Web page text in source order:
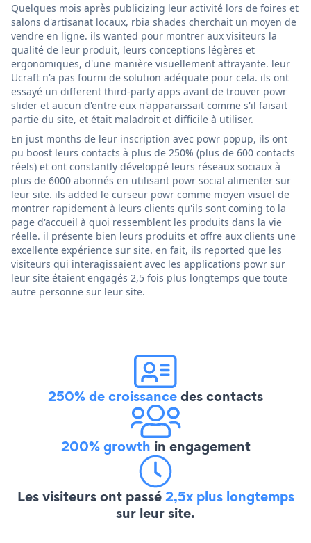
Quelques mois après publicizing leur activité lors de foires et
salons d'artisanat locaux, rbia shades cherchait un moyen de
vendre en ligne. ils wanted pour montrer aux visiteurs la
qualité de leur produit, leurs conceptions légères et
ergonomiques, d'une manière visuellement attrayante. leur
Ucraft n'a pas fourni de solution adéquate pour cela. ils ont
essayé un different third-party apps avant de trouver powr
slider et aucun d'entre eux n'apparaissait comme s'il faisait
partie du site, et était maladroit et difficile à utiliser.
En just months de leur inscription avec powr popup, ils ont
pu boost leurs contacts à plus de 250% (plus de 600 contacts
réels) et ont constantly développé leurs réseaux sociaux à
plus de 6000 abonnés en utilisant powr social alimenter sur
leur site. ils added le curseur powr comme moyen visuel de
montrer rapidement à leurs clients qu'ils sont coming to la
page d'accueil à quoi ressemblent les produits dans la vie
réelle. il présente bien leurs produits et offre aux clients une
excellente expérience sur site. en fait, ils reported que les
visiteurs qui interagissaient avec les applications powr sur
leur site étaient engagés 2,5 fois plus longtemps que toute
autre personne sur leur site.
250% de croissancedes contacts
200% growth in engagement
Les visiteurs ont passé2,5x plus longtemps
sur leur site.